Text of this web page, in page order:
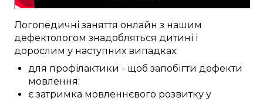
Логопедичні заняття онлайн з нашим
дефектологом знадобляться дитині і
дорослим у наступних випадках:
для профілактики - щоб запобігти дефекти
мовлення;
є затримка мовленнєвого розвитку у